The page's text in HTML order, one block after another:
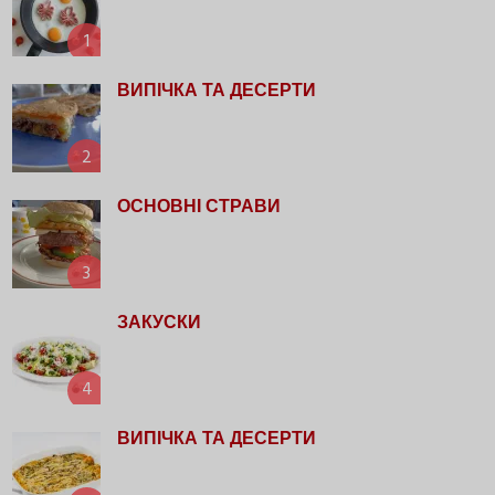
1
2
ВИПІЧКА ТА ДЕСЕРТИ
3
ОСНОВНІ СТРАВИ
4
ЗАКУСКИ
ВИПІЧКА ТА ДЕСЕРТИ